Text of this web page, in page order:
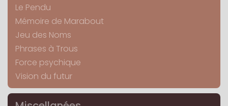
Le Pendu
Mémoire de Marabout
Jeu des Noms
Phrases à Trous
Force psychique
Vision du futur